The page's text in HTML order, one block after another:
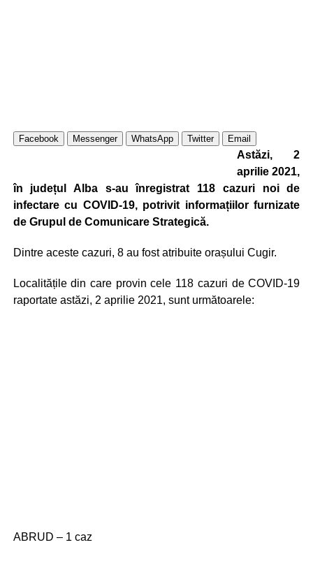
Facebook Messenger WhatsApp Twitter Email
Astăzi, 2
aprilie 2021,
în județul Alba s-au înregistrat 118 cazuri noi de
infectare cu COVID-19, potrivit informațiilor furnizate
de Grupul de Comunicare Strategică.
Dintre aceste cazuri, 8 au fost atribuite orașului Cugir.
Localitățile din care provin cele 118 cazuri de COVID-19
raportate astăzi, 2 aprilie 2021, sunt următoarele:
ABRUD – 1 caz